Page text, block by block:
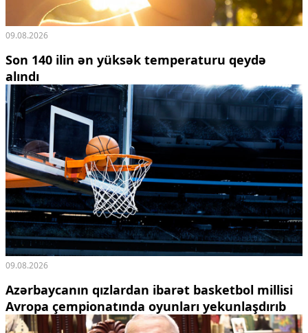
09.08.2026
Son 140 ilin ən yüksək temperaturu qeydə
alındı
09.08.2026
Azərbaycanın qızlardan ibarət basketbol millisi
Avropa çempionatında oyunları yekunlaşdırıb